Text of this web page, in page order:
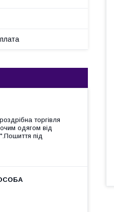
торгівля
одягом від
під